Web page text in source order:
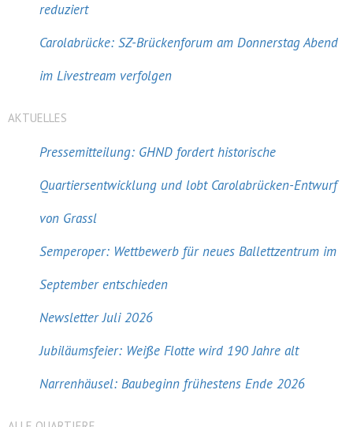
reduziert
Carolabrücke: SZ-Brückenforum am Donnerstag Abend
im Livestream verfolgen
AKTUELLES
Pressemitteilung: GHND fordert historische
Quartiersentwicklung und lobt Carolabrücken-Entwurf
von Grassl
Semperoper: Wettbewerb für neues Ballettzentrum im
September entschieden
Newsletter Juli 2026
Jubiläumsfeier: Weiße Flotte wird 190 Jahre alt
Narrenhäusel: Baubeginn frühestens Ende 2026